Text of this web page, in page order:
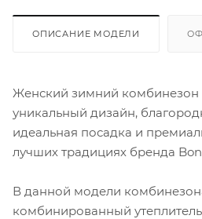
ОПИСАНИЕ МОДЕЛИ
Женский зимний комбинезон
уникальный дизайн,
идеальная посадка и
лучших традициях бренда
В данной модели
комбинированный